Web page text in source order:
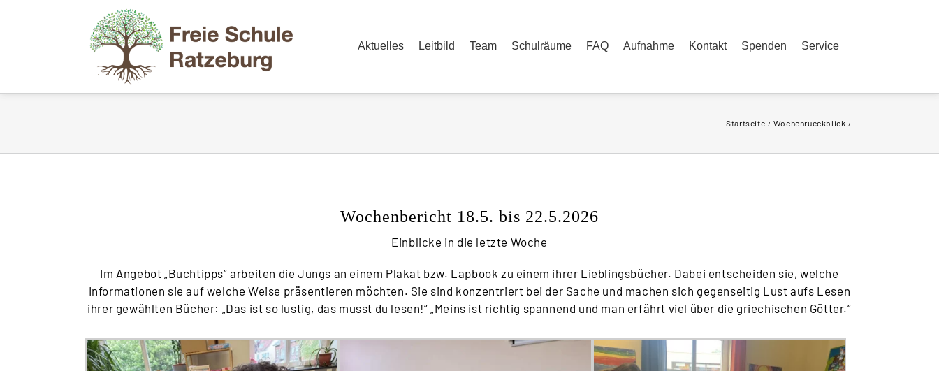
Aktuelles Leitbild Team Schulräume FAQ Aufnahme Kontakt Spenden Service
Startseite Wochenrueckblick
Wochenbericht 18.5. bis 22.5.2026
Einblicke in die letzte Woche
Im Angebot „Buchtipps“ arbeiten die Jungs an einem Plakat bzw. Lapbook zu einem ihrer Lieblingsbücher. Dabei entscheiden sie, welche
Informationen sie auf welche Weise präsentieren möchten. Sie sind konzentriert bei der Sache und machen sich gegenseitig Lust aufs Lesen
ihrer gewählten Bücher: „Das ist so lustig, das musst du lesen!“ „Meins ist richtig spannend und man erfährt viel über die griechischen Götter.“